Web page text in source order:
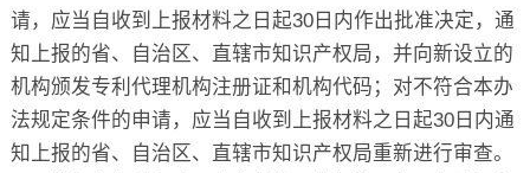
请，应当自收到上报材料之日起30日内作出批准决定，通
知上报的省、自治区、直辖市知识产权局，并向新设立的
机构颁发专利代理机构注册证和机构代码；对不符合本办
法规定条件的申请，应当自收到上报材料之日起30日内通
知上报的省、自治区、直辖市知识产权局重新进行审查。